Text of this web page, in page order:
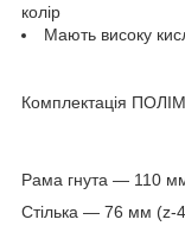
колір
Мають високу
Комплектація
Рама гнута — 110
Стілька — 76 мм (z-